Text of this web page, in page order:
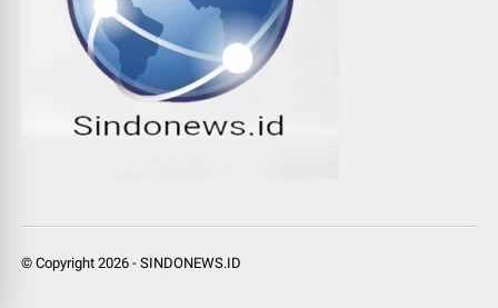
© Copyright2026 -SINDONEWS.ID